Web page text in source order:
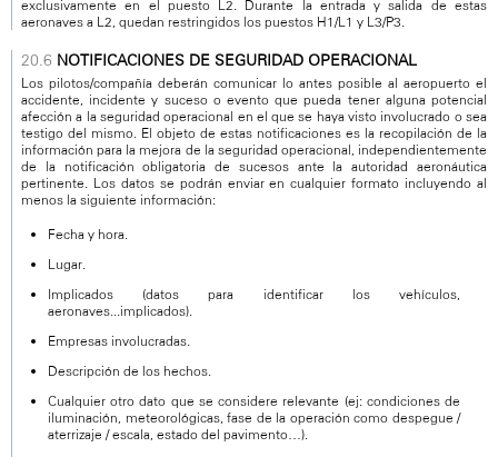
exclusivamente en el puesto L2. Durante la entrada y salida de estas
aeronaves a L2, quedan restringidos los puestos H1/L1 y L3/P3.
NOTIFICACIONES DE SEGURIDAD OPERACIONAL
Los pilotos/compañía deberán comunicar lo antes posible al aeropuerto el
accidente, incidente y suceso o evento que pueda tener alguna potencial
afección a la seguridad operacional en el que se haya visto involucrado o sea
testigo del mismo. El objeto de estas notificaciones es la recopilación de la
información para la mejora de la seguridad operacional, independientemente
de la notificación obligatoria de sucesos ante la autoridad aeronáutica
pertinente. Los datos se podrán enviar en cualquier formato incluyendo al
menos la siguiente información:
Fecha y hora.
Lugar.
Implicados (datos para identificar los vehículos,
aeronaves...implicados).
Empresas involucradas.
Descripción de los hechos.
Cualquier otro dato que se considere relevante (ej: condiciones de
iluminación, meteorológicas, fase de la operación como despegue /
aterrizaje / escala, estado del pavimento…).